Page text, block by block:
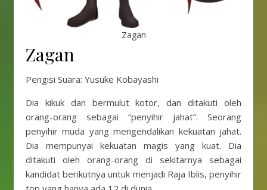
Zagan
Zagan
Pengisi Suara: Yusuke Kobayashi
Dia kikuk dan bermulut kotor, dan ditakuti oleh
orang-orang sebagai “penyihir jahat”. Seorang
penyihir muda yang mengendalikan kekuatan jahat.
Dia mempunyai kekuatan magis yang kuat. Dia
ditakuti oleh orang-orang di sekitarnya sebagai
kandidat berikutnya untuk menjadi Raja Iblis, penyihir